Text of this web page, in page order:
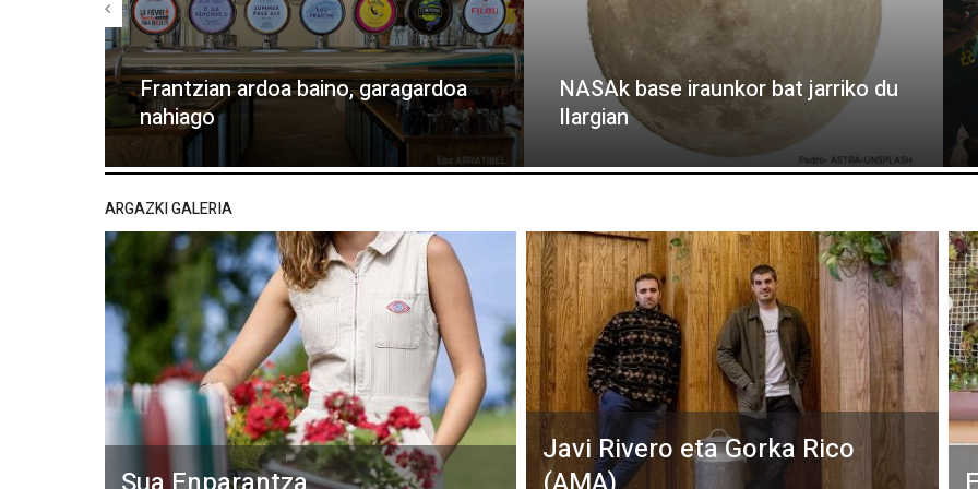
Frantzian ardoa baino, garagardoa
nahiago
NASAk base iraunkor bat jarriko du
Ilargian
ARGAZKI GALERIA
Javi Rivero eta Gorka Rico